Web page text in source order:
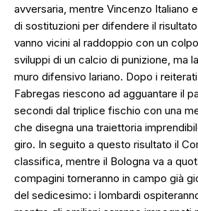
avversaria, mentre Vincenzo Italiano
di sostituzioni per difendere il
vanno vicini al raddoppio con un
sviluppi di un calcio di punizione, ma
muro difensivo lariano. Dopo i
Fabregas riescono ad agguantare il
secondi dal triplice fischio con una
che disegna una traiettoria
giro. In seguito a questo risultato il
classifica, mentre il Bologna va a
compagini torneranno in campo già
del sedicesimo: i lombardi